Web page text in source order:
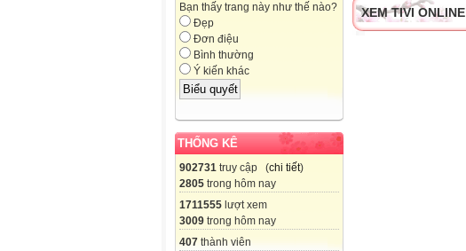
Bạn thấy trang này như thế nào?
Đẹp
Đơn điệu
Bình thường
Ý kiến khác
THỐNG KÊ
902731 truy cập (chi tiết)
2805 trong hôm nay
1711555 lượt xem
3009 trong hôm nay
407 thành viên
XEM TIVI ONLINE